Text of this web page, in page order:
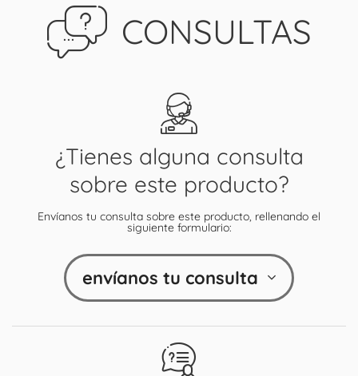
CONSULTAS
¿Tienes alguna consulta
sobre este producto?
Envíanos tu consulta sobre este producto, rellenando el
siguiente formulario:
envíanos tu consulta